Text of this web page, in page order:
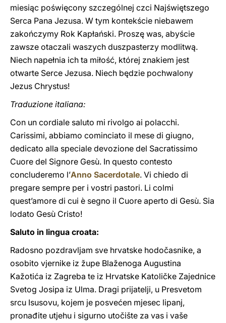
miesiąc poświęcony szczególnej czci Najświętszego
Serca Pana Jezusa. W tym kontekście niebawem
zakończymy Rok Kapłański. Proszę was, abyście
zawsze otaczali waszych duszpasterzy modlitwą.
Niech napełnia ich ta miłość, której znakiem jest
otwarte Serce Jezusa. Niech będzie pochwalony
Jezus Chrystus!
Traduzione italiana:
Con un cordiale saluto mi rivolgo ai polacchi.
Carissimi, abbiamo cominciato il mese di giugno,
dedicato alla speciale devozione del Sacratissimo
Cuore del Signore Gesù. In questo contesto
concluderemo l’Anno Sacerdotale. Vi chiedo di
pregare sempre per i vostri pastori. Li colmi
quest’amore di cui è segno il Cuore aperto di Gesù. Sia
lodato Gesù Cristo!
Saluto in lingua croata:
Radosno pozdravljam sve hrvatske hodočasnike, a
osobito vjernike iz župe Blaženoga Augustina
Kažotića iz Zagreba te iz Hrvatske Katoličke Zajednice
Svetog Josipa iz Ulma. Dragi prijatelji, u Presvetom
srcu Isusovu, kojem je posvećen mjesec lipanj,
pronađite utjehu i sigurno utočište za vas i vaše